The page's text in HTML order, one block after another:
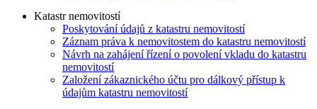
Katastr nemovitostí
Poskytování údajů z katastru nemovitostí
Záznam práva k nemovitostem do katastru nemovitostí
Návrh na zahájení řízení o povolení vkladu do katastru
nemovitostí
Založení zákaznického účtu pro dálkový přístup k
údajům katastru nemovitostí